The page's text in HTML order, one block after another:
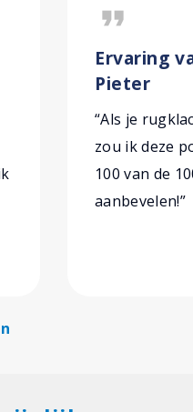
format_quote
Ervaring
Pieter
“Als je
zou ik deze
100 van de
aanbevelen!”